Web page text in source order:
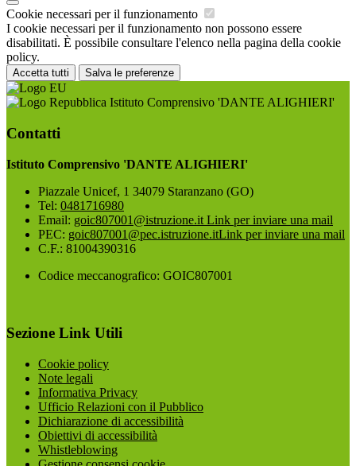
Cookie necessari per il funzionamento
I cookie necessari per il funzionamento non possono essere
disabilitati. È possibile consultare l'elenco nella pagina della cookie
policy.
Accetta tutti Salva le preferenze
Istituto Comprensivo 'DANTE ALIGHIERI'
Contatti
Istituto Comprensivo 'DANTE ALIGHIERI'
Piazzale Unicef, 1 34079 Staranzano (GO)
Tel: 0481716980
Email: goic807001@istruzione.it Link per inviare una mail
PEC: goic807001@pec.istruzione.itLink per inviare una mail
C.F.: 81004390316
Codice meccanografico: GOIC807001
Sezione Link Utili
Cookie policy
Note legali
Informativa Privacy
Ufficio Relazioni con il Pubblico
Dichiarazione di accessibilità
Obiettivi di accessibilità
Whistleblowing